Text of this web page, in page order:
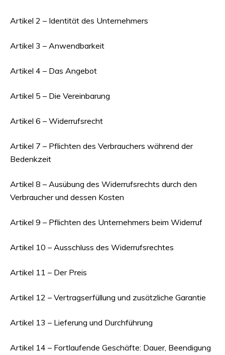
Artikel 2 – Identität des Unternehmers
Artikel 3 – Anwendbarkeit
Artikel 4 – Das Angebot
Artikel 5 – Die Vereinbarung
Artikel 6 – Widerrufsrecht
Artikel 7 – Pflichten des Verbrauchers während der
Bedenkzeit
Artikel 8 – Ausübung des Widerrufsrechts durch den
Verbraucher und dessen Kosten
Artikel 9 – Pflichten des Unternehmers beim Widerruf
Artikel 10 – Ausschluss des Widerrufsrechtes
Artikel 11 – Der Preis
Artikel 12 – Vertragserfüllung und zusätzliche Garantie
Artikel 13 – Lieferung und Durchführung
Artikel 14 – Fortlaufende Geschäfte: Dauer, Beendigung